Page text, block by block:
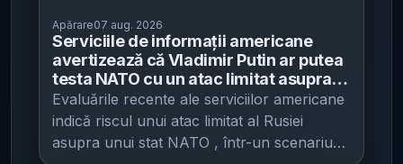
Apărare07 aug. 2026
Serviciile de informații americane
avertizează că Vladimir Putin ar putea
testa NATO cu un atac limitat asupra
unui stat aliat - scenarii de la atacuri
cibernetice la incursiuni, cu risc sporit
pentru Baltice și Polonia
Evaluările recente ale serviciilor americane
indică riscul unui atac limitat al Rusiei
asupra unui stat NATO , într-un scenariu